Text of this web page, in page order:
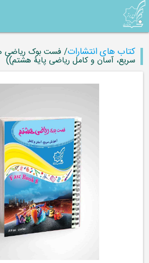
کتاب های انتشارات/ فست بوک ریاضی
سریع، آسان و کامل ریاضی پایۀ هشتم))